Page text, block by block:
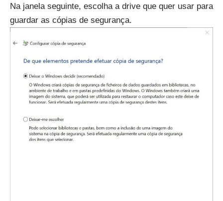
Na janela seguinte, escolha a drive que quer usar para
guardar as cópias de segurança.